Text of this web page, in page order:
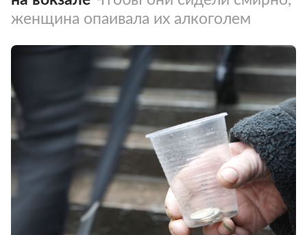
женщина опаивала их алкоголем